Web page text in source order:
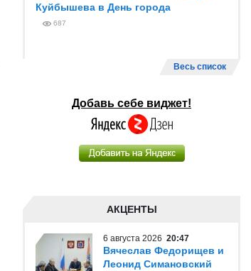
Куйбышева в День города
687
Весь список
Добавь себе виджет!
АКЦЕНТЫ
6 августа 2026 20:47
Вячеслав Федорищев и
Леонид Симановский